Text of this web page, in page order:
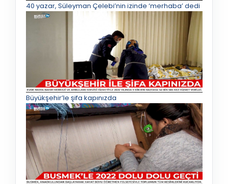
40 yazar, Süleyman Çelebi’nin izinde ‘merhaba’ dedi
Büyükşehir’le şifa kapınızda